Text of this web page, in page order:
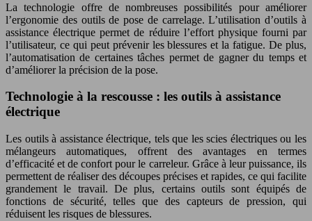
La technologie offre de nombreuses possibilités pour améliorer
l’ergonomie des outils de pose de carrelage. L’utilisation d’outils à
assistance électrique permet de réduire l’effort physique fourni par
l’utilisateur, ce qui peut prévenir les blessures et la fatigue. De plus,
l’automatisation de certaines tâches permet de gagner du temps et
d’améliorer la précision de la pose.
Technologie à la rescousse : les outils à assistance
électrique
Les outils à assistance électrique, tels que les scies électriques ou les
mélangeurs automatiques, offrent des avantages en termes
d’efficacité et de confort pour le carreleur. Grâce à leur puissance, ils
permettent de réaliser des découpes précises et rapides, ce qui facilite
grandement le travail. De plus, certains outils sont équipés de
fonctions de sécurité, telles que des capteurs de pression, qui
réduisent les risques de blessures.